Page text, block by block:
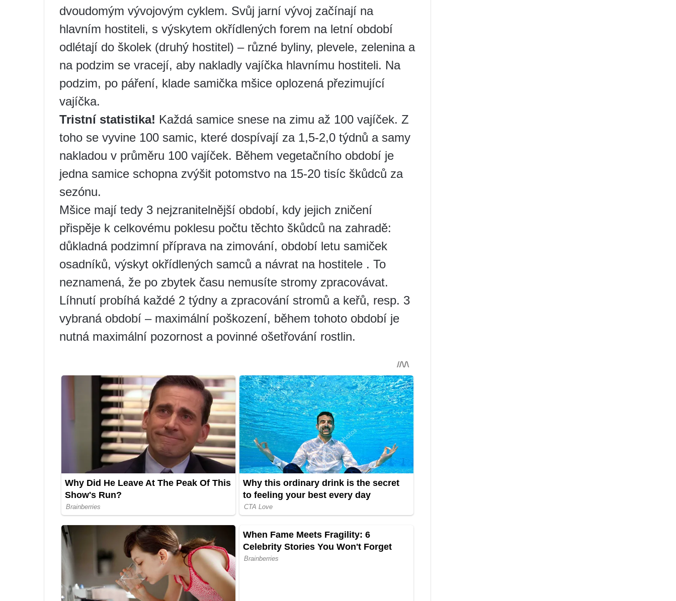
dvoudomým vývojovým cyklem. Svůj jarní vývoj začínají na
hlavním hostiteli, s výskytem okřídlených forem na letní období
odlétají do školek (druhý hostitel) – různé byliny, plevele, zelenina a
na podzim se vracejí, aby nakladly vajíčka hlavnímu hostiteli. Na
podzim, po páření, klade samička mšice oplozená přezimující
vajíčka.
Tristní statistika! Každá samice snese na zimu až 100 vajíček. Z
toho se vyvine 100 samic, které dospívají za 1,5-2,0 týdnů a samy
nakladou v průměru 100 vajíček. Během vegetačního období je
jedna samice schopna zvýšit potomstvo na 15-20 tisíc škůdců za
sezónu.
Mšice mají tedy 3 nejzranitelnější období, kdy jejich zničení
přispěje k celkovému poklesu počtu těchto škůdců na zahradě:
důkladná podzimní příprava na zimování, období letu samiček
osadníků, výskyt okřídlených samců a návrat na hostitele . To
neznamená, že po zbytek času nemusíte stromy zpracovávat.
Líhnutí probíhá každé 2 týdny a zpracování stromů a keřů, resp. 3
vybraná období – maximální poškození, během tohoto období je
nutná maximální pozornost a povinné ošetřování rostlin.